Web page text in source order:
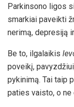
Parkinsono ligos
smarkiai paveikti
nerimą, depresiją
Be to, ilgalaikis
poveikį,
pykinimą. Tai taip
paties vaisto, o ne